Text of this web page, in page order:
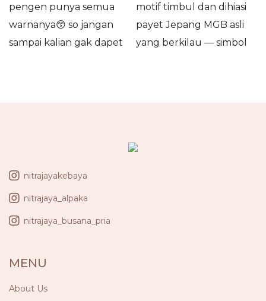
nitrajayakebaya
nitrajaya_alpaka
nitrajaya_busana_pria
MENU
About Us